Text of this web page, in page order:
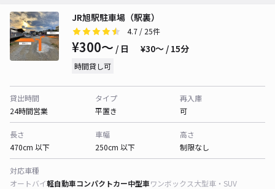
JR旭駅駐車場（駅裏）
4.7 / 25件
¥300〜 / 日 ¥30〜 / 15分
時間貸し可
貸出時間
24時間営業
タイプ
平置き
再入庫
可
長さ
470cm 以下
車幅
250cm 以下
高さ
制限なし
対応車種
オートバイ軽自動車コンパクトカー中型車ワンボックス大型車・SUV